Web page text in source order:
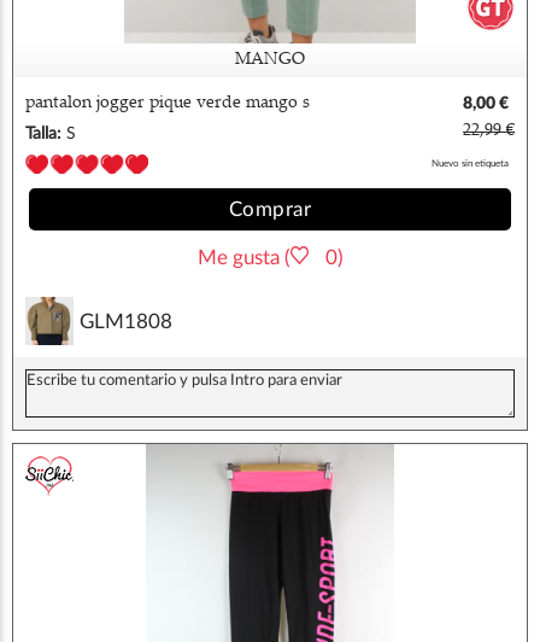
MANGO
pantalon jogger pique verde mango s
8,00 €
Talla: S 22,99 €
Nuevo sin etiqueta
Comprar
Me gusta ( 0)
GLM1808